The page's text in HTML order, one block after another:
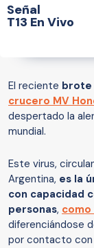
Señal
T13 En Vivo
El reciente brote
crucero MV
despertado la
mundial.
Este virus,
Argentina, es la
con capacidad
personas,
diferenciándose
por contacto